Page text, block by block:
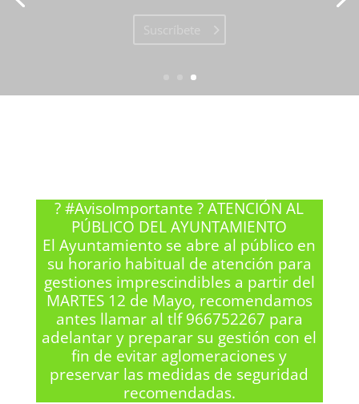
? #AvisoImportante ? ATENCIÓN AL
PÚBLICO DEL AYUNTAMIENTO
El Ayuntamiento se abre al público en
su horario habitual de atención para
gestiones imprescindibles a partir del
MARTES 12 de Mayo, recomendamos
antes llamar al tlf 966752267 para
adelantar y preparar su gestión con el
fin de evitar aglomeraciones y
preservar las medidas de seguridad
recomendadas.